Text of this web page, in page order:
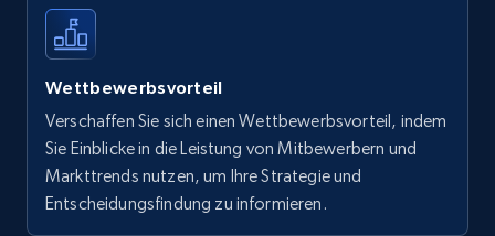
Wettbewerbsvorteil
Verschaffen Sie sich einen Wettbewerbsvorteil, indem
Sie Einblicke in die Leistung von Mitbewerbern und
Markttrends nutzen, um Ihre Strategie und
Entscheidungsfindung zu informieren.